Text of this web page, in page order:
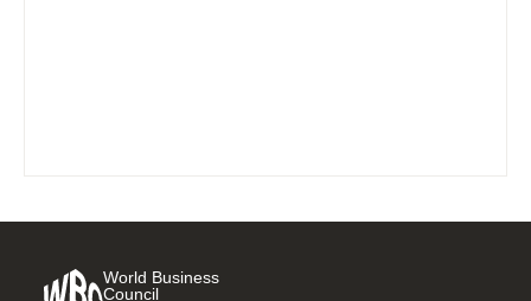
World Business
Council